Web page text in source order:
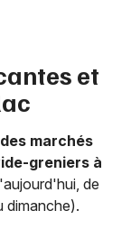
et
marchés
greniers à
de
dimanche).